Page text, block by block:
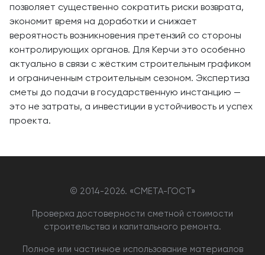
позволяет существенно сократить риски возврата,
экономит время на доработки и снижает
вероятность возникновения претензий со стороны
контролирующих органов. Для Керчи это особенно
актуально в связи с жёстким строительным графиком
и ограниченным строительным сезоном. Экспертиза
сметы до подачи в государственную инстанцию —
это не затраты, а инвестиции в устойчивость и успех
проекта.
© 2014-2026. «СМЕТА-ГОСТ»
Проверка достоверности сметной стоимости
строительства и капитального ремонта.
Полное или частичное использование материалов